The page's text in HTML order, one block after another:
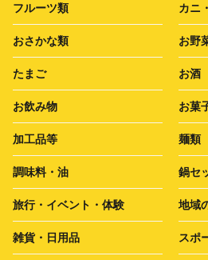
フルーツ類 カニ
おさかな類 お野
たまご お酒
お飲み物 お菓
加工品等 麺類
調味料・油 鍋セ
旅行・イベント・体験 地域
雑貨・日用品 スポ